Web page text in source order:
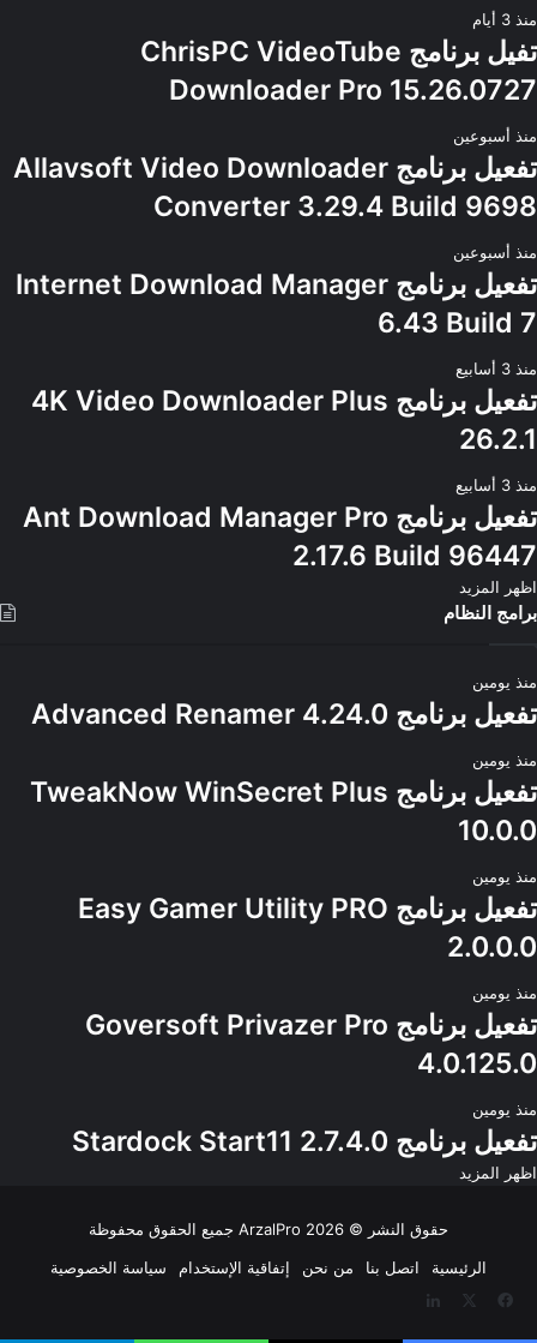
منذ 3 أيام
تفيل برنامج ChrisPC VideoTube
Downloader Pro 15.26.0727
منذ أسبوعين
تفعيل برنامج Allavsoft Video Downloader
Converter 3.29.4 Build 9698
منذ أسبوعين
تفعيل برنامج Internet Download Manager
6.43 Build 7
منذ 3 أسابيع
تفعيل برنامج 4K Video Downloader Plus
26.2.1
منذ 3 أسابيع
تفعيل برنامج Ant Download Manager Pro
2.17.6 Build 96447
اظهر المزيد
برامج النظام
منذ يومين
تفعيل برنامج Advanced Renamer 4.24.0
منذ يومين
تفعيل برنامج TweakNow WinSecret Plus
10.0.0
منذ يومين
تفعيل برنامج Easy Gamer Utility PRO
2.0.0.0
منذ يومين
تفعيل برنامج Goversoft Privazer Pro
4.0.125.0
منذ يومين
تفعيل برنامج Stardock Start11 2.7.4.0
اظهر المزيد
حقوق النشر © 2026 ArzalPro جميع الحقوق محفوظة
الرئيسية
اتصل بنا من نحن إتفاقية الإستخدام
سياسة الخصوصية
فيسبوك
لينكدإن